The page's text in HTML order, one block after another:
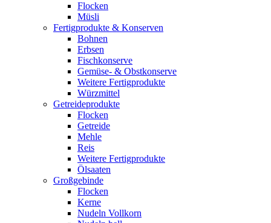
Flocken
Müsli
Fertigprodukte & Konserven
Bohnen
Erbsen
Fischkonserve
Gemüse- & Obstkonserve
Weitere Fertigprodukte
Würzmittel
Getreideprodukte
Flocken
Getreide
Mehle
Reis
Weitere Fertigprodukte
Ölsaaten
Großgebinde
Flocken
Kerne
Nudeln Vollkorn